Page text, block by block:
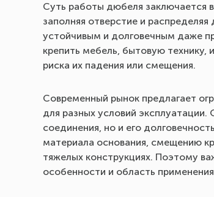
Суть работы дюбеля заключается
заполняя отверстие и
устойчивым и долговечным даже
крепить мебель, бытовую
риска их падения или смещения.
Современный рынок предлагает
для разных условий
соединения, но и его
материала основания, смещению
тяжелых конструкциях. Поэтому
особенности и область